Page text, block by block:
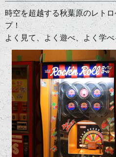
時空を超越する秋葉原のレト
プ！
よく見て、よく遊べ、よく学べ